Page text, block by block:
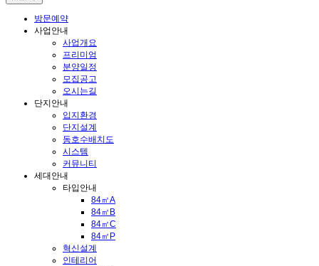
방문예약
사업안내
사업개요
프리미엄
분양일정
모집공고
오시는길
단지안내
입지환경
단지설계
동호수배치도
시스템
커뮤니티
세대안내
타입안내
84㎡A
84㎡B
84㎡C
84㎡P
혁신설계
인테리어